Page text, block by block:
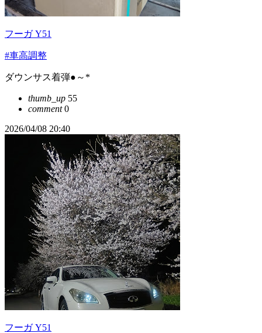
フーガ Y51
#車高調整
ダウンサス着弾●～*
thumb_up 55
comment0
2026/04/08 20:40
フーガ Y51